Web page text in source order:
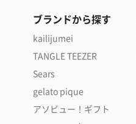
ブランドから探す
kailijumei
TANGLE TEEZER
Sears
gelato pique
アソビュー！ギフト